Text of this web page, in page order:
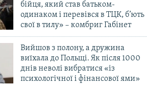
бійця, який став батьком-
одинаком і перевівся в ТЦК, б’ють
свої в тилу» – комбриг Габінет
Вийшов з полону, а дружина
виїхала до Польщі. Як після 1000
днів неволі вибратися «із
психологічної і фінансової ями»